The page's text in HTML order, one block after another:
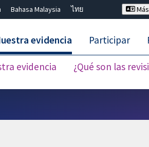
Bahasa Malaysia
ไทย
evidencia
evidencia ¿Qué son las
Participar